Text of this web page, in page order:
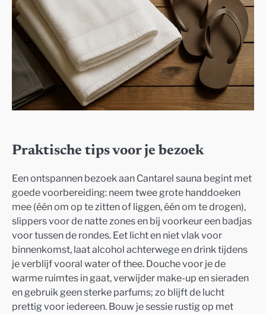
Praktische tips voor je bezoek
Een ontspannen bezoek aan Cantarel sauna begint met
goede voorbereiding: neem twee grote handdoeken
mee (één om op te zitten of liggen, één om te drogen),
slippers voor de natte zones en bij voorkeur een badjas
voor tussen de rondes. Eet licht en niet vlak voor
binnenkomst, laat alcohol achterwege en drink tijdens
je verblijf vooral water of thee. Douche voor je de
warme ruimtes in gaat, verwijder make-up en sieraden
en gebruik geen sterke parfums; zo blijft de lucht
prettig voor iedereen. Bouw je sessie rustig op met